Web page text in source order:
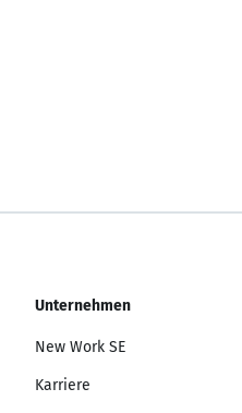
Unternehmen
New Work SE
Karriere